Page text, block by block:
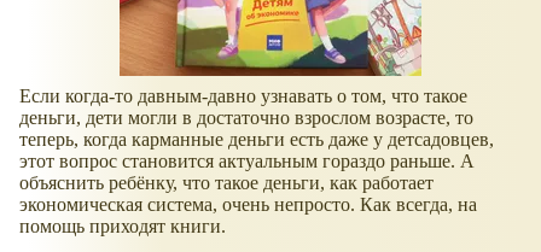
Если когда-то давным-давно узнавать о том, что такое
деньги, дети могли в достаточно взрослом возрасте, то
теперь, когда карманные деньги есть даже у детсадовцев,
этот вопрос становится актуальным гораздо раньше. А
объяснить ребёнку, что такое деньги, как работает
экономическая система, очень непросто. Как всегда, на
помощь приходят книги.